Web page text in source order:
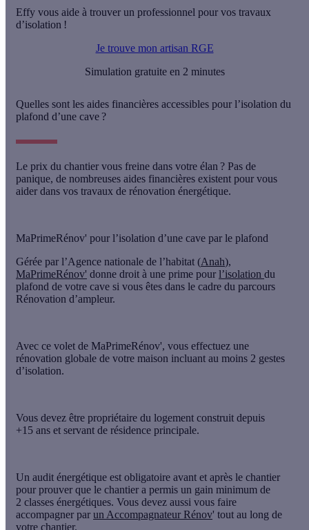
Effy vous aide à trouver un professionnel pour vos travaux
d’isolation !
Je trouve mon artisan RGE
Simulation gratuite en 2 minutes
Quelles sont les aides financières accessibles pour l’isolation du
plafond d’une cave ?
Le prix du chantier vous freine dans votre élan ? Pas de
panique, de nombreuses aides financières existent pour vous
aider dans vos travaux de rénovation énergétique.
MaPrimeRénov' pour l’isolation d’une cave par le plafond
Gérée par l’Agence nationale de l’habitat (Anah),
MaPrimeRénov' donne droit à une prime pour l’isolation du
plafond de votre cave si vous êtes dans le cadre du parcours
Rénovation d’ampleur.
Avec ce volet de MaPrimeRénov', vous effectuez une
rénovation globale de votre maison incluant au moins 2 gestes
d’isolation.
Vous devez être propriétaire du logement construit depuis
+15 ans et servant de résidence principale.
Un audit énergétique est obligatoire avant et après le chantier
pour prouver que le chantier a permis un gain minimum de
2 classes énergétiques. Vous devez aussi vous faire
accompagner par un Accompagnateur Rénov' tout au long de
votre chantier.